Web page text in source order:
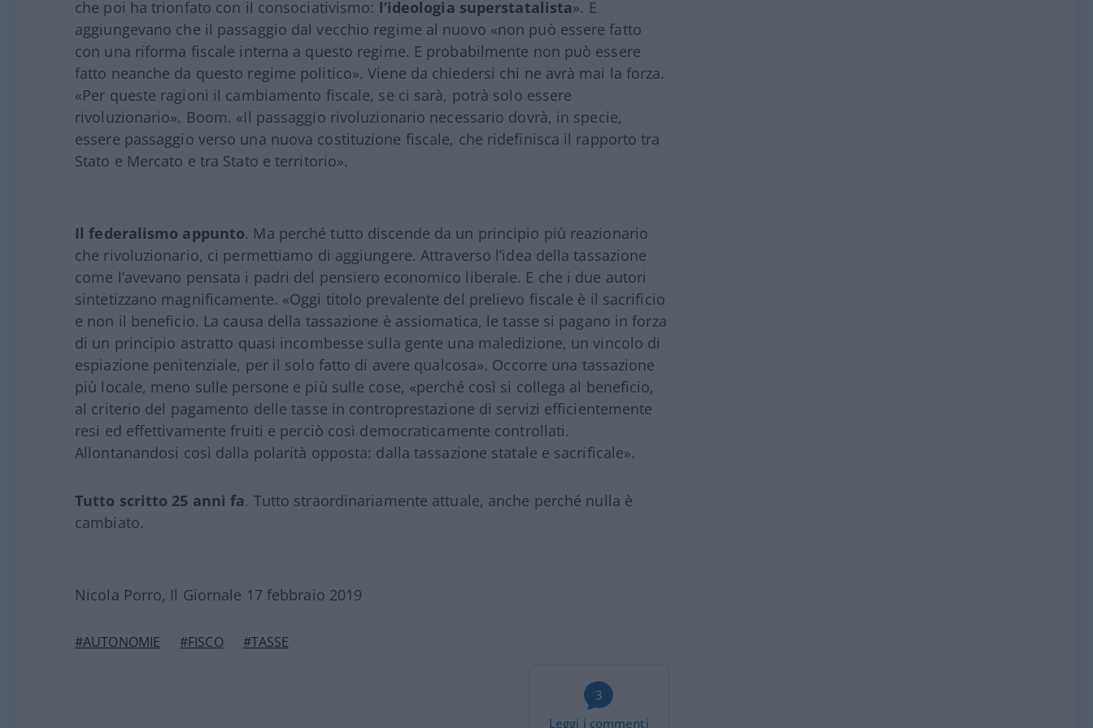
che poi ha trionfato con il consociativismo: l’ideologia superstatalista». E
aggiungevano che il passaggio dal vecchio regime al nuovo «non può essere fatto
con una riforma fiscale interna a questo regime. E probabilmente non può essere
fatto neanche da questo regime politico». Viene da chiedersi chi ne avrà mai la forza.
«Per queste ragioni il cambiamento fiscale, se ci sarà, potrà solo essere
rivoluzionario». Boom. «Il passaggio rivoluzionario necessario dovrà, in specie,
essere passaggio verso una nuova costituzione fiscale, che ridefinisca il rapporto tra
Stato e Mercato e tra Stato e territorio».
Il federalismo appunto. Ma perché tutto discende da un principio più reazionario
che rivoluzionario, ci permettiamo di aggiungere. Attraverso l’idea della tassazione
come l’avevano pensata i padri del pensiero economico liberale. E che i due autori
sintetizzano magnificamente. «Oggi titolo prevalente del prelievo fiscale è il sacrificio
e non il beneficio. La causa della tassazione è assiomatica, le tasse si pagano in forza
di un principio astratto quasi incombesse sulla gente una maledizione, un vincolo di
espiazione penitenziale, per il solo fatto di avere qualcosa». Occorre una tassazione
più locale, meno sulle persone e più sulle cose, «perché così si collega al beneficio,
al criterio del pagamento delle tasse in controprestazione di servizi efficientemente
resi ed effettivamente fruiti e perciò così democraticamente controllati.
Allontanandosi così dalla polarità opposta: dalla tassazione statale e sacrificale».
Tutto scritto 25 anni fa. Tutto straordinariamente attuale, anche perché nulla è
cambiato.
Nicola Porro, Il Giornale 17 febbraio 2019
#AUTONOMIE #FISCO #TASSE
3
Leggi i commenti